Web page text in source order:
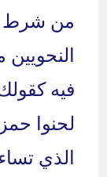
من شرط
فيه
لحنوا
الذي